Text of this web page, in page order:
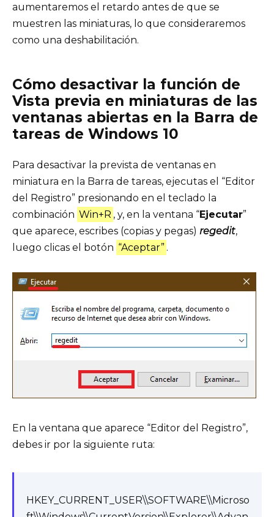
aumentaremos el retardo antes de que se
muestren las miniaturas, lo que consideraremos
como una deshabilitación.
Cómo desactivar la función de
Vista previa en miniaturas de las
ventanas abiertas en la Barra de
tareas de Windows 10
Para desactivar la prevista de ventanas en
miniatura en la Barra de tareas, ejecutas el “Editor
del Registro” presionando en el teclado la
combinación Win+R , y, en la ventana “Ejecutar”
que aparece, escribes (copias y pegas) regedit,
luego clicas el botón “Aceptar” .
En la ventana que aparece “Editor del Registro”,
debes ir por la siguiente ruta:
HKEY_CURRENT_USER\\SOFTWARE\\Microso